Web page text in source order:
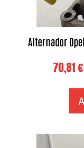
Alternador
70,81€